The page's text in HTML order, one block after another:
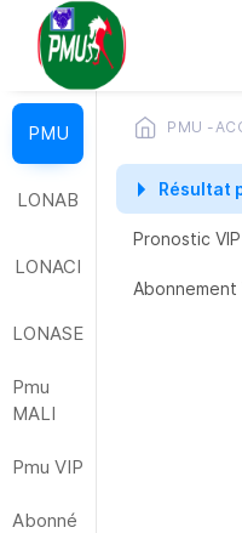
PMU
LONAB
LONACI
LONASE
Pmu
MALI
Pmu VIP
Abonné
PMU -
Résultat
Pronostic
Abonnement